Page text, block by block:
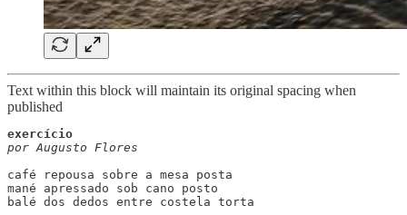
Text within this block will maintain its original spacing when
published
exercício
por Augusto Flores
café repousa sobre a mesa posta
mané apressado sob cano posto
balé dos dedos entre costela torta